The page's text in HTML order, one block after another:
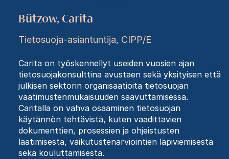
Bützow, Carita
Tietosuoja-asiantuntija, CIPP/E
Carita on työskennellyt useiden vuosien ajan
tietosuojakonsulttina avustaen sekä yksityisen että
julkisen sektorin organisaatioita tietosuojan
vaatimustenmukaisuuden saavuttamisessa.
Caritalla on vahva osaaminen tietosuojan
käytännön tehtävistä, kuten vaadittavien
dokumenttien, prosessien ja ohjeistusten
laatimisesta, vaikutustenarviointien läpiviemisestä
sekä kouluttamisesta.